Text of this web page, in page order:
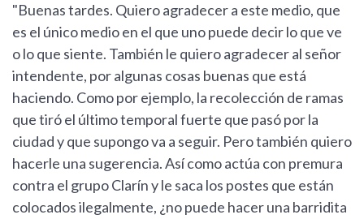
"Buenas tardes. Quiero agradecer a este medio, que
es el único medio en el que uno puede decir lo que ve
o lo que siente. También le quiero agradecer al señor
intendente, por algunas cosas buenas que está
haciendo. Como por ejemplo, la recolección de ramas
que tiró el último temporal fuerte que pasó por la
ciudad y que supongo va a seguir. Pero también quiero
hacerle una sugerencia. Así como actúa con premura
contra el grupo Clarín y le saca los postes que están
colocados ilegalmente, ¿no puede hacer una barridita